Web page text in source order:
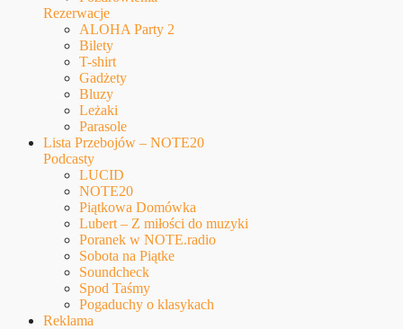
Rezerwacje
ALOHA Party 2
Bilety
T-shirt
Gadżety
Bluzy
Leżaki
Parasole
Lista Przebojów – NOTE20
Podcasty
LUCID
NOTE20
Piątkowa Domówka
Lubert – Z miłości do muzyki
Poranek w NOTE.radio
Sobota na Piątke
Soundcheck
Spod Taśmy
Pogaduchy o klasykach
Reklama